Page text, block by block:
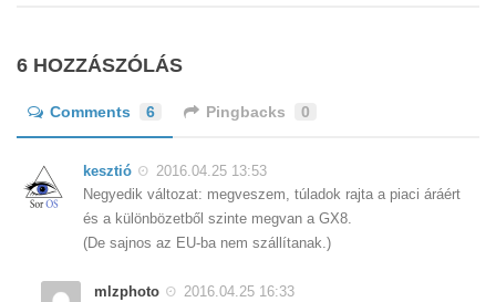
6 HOZZÁSZÓLÁS
Comments 6 Pingbacks 0
kesztió
2016.04.25 13:53
Negyedik változat: megveszem, túladok rajta a piaci áráért
és a különbözetből szinte megvan a GX8.
(De sajnos az EU-ba nem szállítanak.)
mlzphoto
2016.04.25 16:33